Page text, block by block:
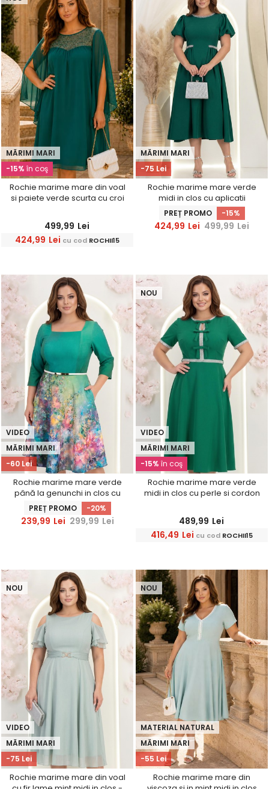
-15% în coş
MĂRIMI MARI
Rochie marime mare din voal
si paiete verde scurta cu croi
499,99 Lei
424,99 Lei cu cod ROCHII15
-75 Lei
MĂRIMI MARI
Rochie marime mare verde
midi in clos cu aplicatii
stralucitoare - StarShinerS
PREȚ PROMO -15%
424,99 Lei 499,99 Lei
-60 Lei
VIDEO
MĂRIMI MARI
Rochie marime mare verde
până la genunchi in clos cu
imprimeu si curea -
StarShinerS
PREȚ PROMO -20%
239,99 Lei 299,99 Lei
-15% în coş
VIDEO
MĂRIMI MARI
NOU
Rochie marime mare verde
midi in clos cu perle si cordon
489,99 Lei
416,49 Lei cu cod ROCHII15
-75 Lei
VIDEO
MĂRIMI MARI
NOU
Rochie marime mare din voal
-55 Lei
MATERIAL NATURAL
MĂRIMI MARI
NOU
Rochie marime mare din